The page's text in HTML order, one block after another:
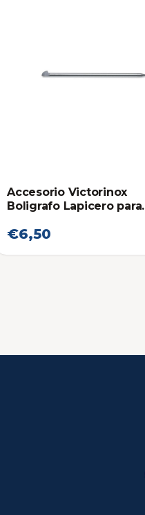
Accesorio Victorinox
Boligrafo Lapicero para
€6,50